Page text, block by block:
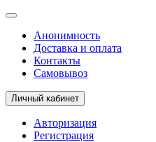
Анонимность
Доставка и оплата
Контакты
Самовывоз
Личный кабинет
Авторизация
Регистрация